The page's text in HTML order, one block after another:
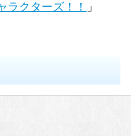
ラクターズ！！
」